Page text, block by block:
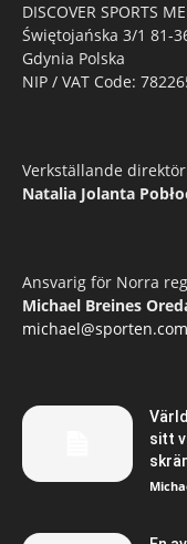
DISCOVER SPORTS
Świętojańska 3/1 81-
Gdynia Polska
NIP / VAT Code:
Verkställande
Natalia Jolanta
Ansvarig för Norra
Michael Breines
michael@sporten.com
sitt